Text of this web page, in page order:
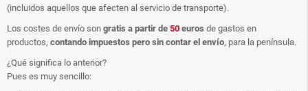
(incluidos aquellos que afecten al servicio de transporte).
Los costes de envío son gratis a partir de 50 euros de gastos en
productos, contando impuestos pero sin contar el envío, para la península.
¿Qué significa lo anterior?
Pues es muy sencillo: